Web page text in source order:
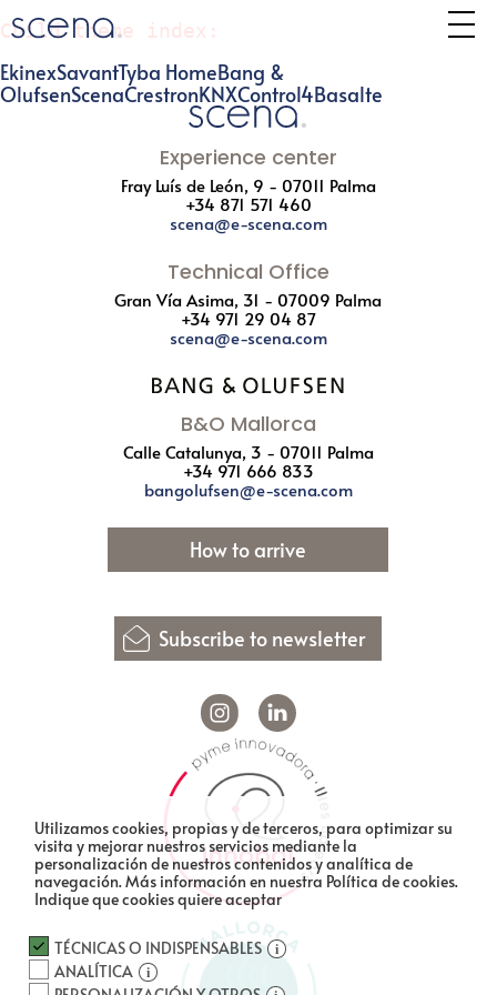
Child theme index:
EkinexSavantTyba HomeBang &
OlufsenScenaCrestronKNXControl4Basalte
Experience center
Fray Luís de León, 9 - 07011 Palma
+34 871 571 460
scena@e-scena.com
Technical Office
Gran Vía Asima, 31 - 07009 Palma
+34 971 29 04 87
scena@e-scena.com
B&O Mallorca
Calle Catalunya, 3 - 07011 Palma
+34 971 666 833
bangolufsen@e-scena.com
How to arrive
Subscribe to newsletter
Utilizamos cookies, propias y de terceros, para optimizar su
visita y mejorar nuestros servicios mediante la
personalización de nuestros contenidos y analítica de
navegación.Más información en nuestra Política de cookies.
Indique que cookies quiere aceptar
TÉCNICAS O INDISPENSABLES
ANALÍTICA